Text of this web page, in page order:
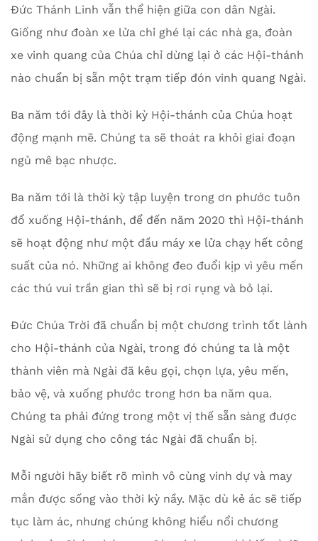
Đức Thánh Linh vẫn thể hiện giữa con dân Ngài.
Giống như đoàn xe lửa chỉ ghé lại các nhà ga, đoàn
xe vinh quang của Chúa chỉ dừng lại ở các Hội-thánh
nào chuẩn bị sẵn một trạm tiếp đón vinh quang Ngài.
Ba năm tới đây là thời kỳ Hội-thánh của Chúa hoạt
động mạnh mẽ. Chúng ta sẽ thoát ra khỏi giai đoạn
ngủ mê bạc nhược.
Ba năm tới là thời kỳ tập luyện trong ơn phước tuôn
đổ xuống Hội-thánh, để đến năm 2020 thì Hội-thánh
sẽ hoạt động như một đầu máy xe lửa chạy hết công
suất của nó. Những ai không đeo đuổi kịp vì yêu mến
các thú vui trần gian thì sẽ bị rơi rụng và bỏ lại.
Đức Chúa Trời đã chuẩn bị một chương trình tốt lành
cho Hội-thánh của Ngài, trong đó chúng ta là một
thành viên mà Ngài đã kêu gọi, chọn lựa, yêu mến,
bảo vệ, và xuống phước trong hơn ba năm qua.
Chúng ta phải đứng trong một vị thế sẵn sàng được
Ngài sử dụng cho công tác Ngài đã chuẩn bị.
Mỗi người hãy biết rõ mình vô cùng vinh dự và may
mắn được sống vào thời kỳ nầy. Mặc dù kẻ ác sẽ tiếp
tục làm ác, nhưng chúng không hiểu nổi chương